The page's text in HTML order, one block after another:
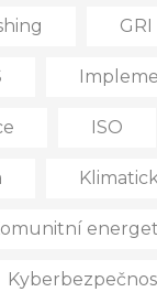
GRI
ISO